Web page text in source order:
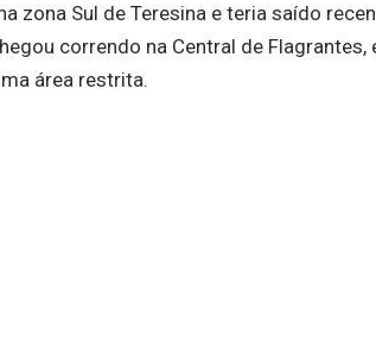
zona Sul de Teresina e teria saído
correndo na Central de Flagrantes,
área restrita.